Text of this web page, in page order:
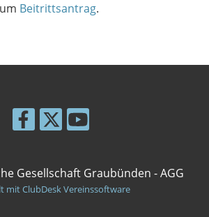
Beitrittsantrag.
Gesellschaft Graubünden - AGG
mit ClubDesk Vereinssoftware